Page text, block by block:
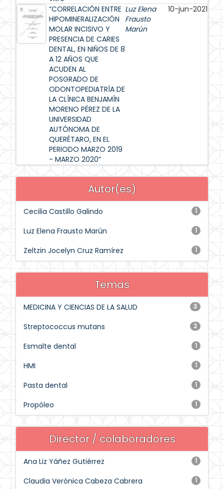
“CORRELACIÓN ENTRE
HIPOMINERALIZACIÓN
MOLAR INCISIVO Y
PRESENCIA DE CARIES
DENTAL, EN NIÑOS DE 8
A 12 AÑOS QUE
ACUDEN AL
POSGRADO DE
ODONTOPEDIATRÍA DE
LA CLÍNICA BENJAMÍN
MORENO PÉREZ DE LA
UNIVERSIDAD
AUTÓNOMA DE
QUERÉTARO, EN EL
PERIODO MARZO 2019
- MARZO 2020”
Luz Elena
Frausto
Marún
10-jun-2021
Autor(es)
1
Cecilia Castillo Galindo
1
Luz Elena Frausto Marún
1
Zeltzin Jocelyn Cruz Ramírez
Temas
3
MEDICINA Y CIENCIAS DE LA SALUD
2
Streptococcus mutans
1
Esmalte dental
1
HMI
1
Pasta dental
1
Propóleo
Director / colaboradores
1
Ana Liz Yáñez Gutiérrez
1
Claudia Verónica Cabeza Cabrera